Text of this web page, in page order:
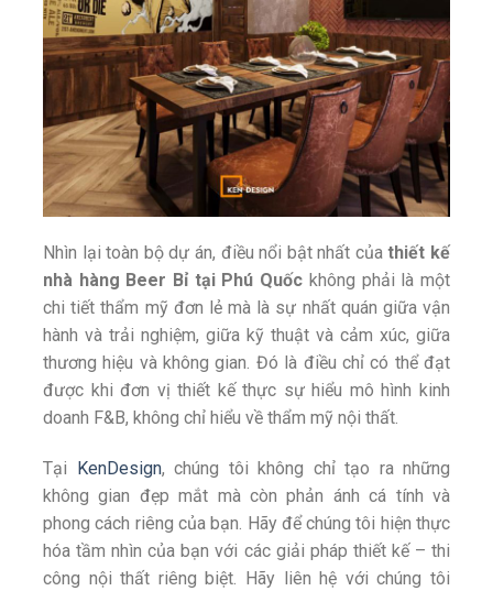
Nhìn lại toàn bộ dự án, điều nổi bật nhất củathiết kế
nhà hàng Beer Bỉ tại Phú Quốc không phải là một
chi tiết thẩm mỹ đơn lẻ mà là sự nhất quán giữa vận
hành và trải nghiệm, giữa kỹ thuật và cảm xúc, giữa
thương hiệu và không gian. Đó là điều chỉ có thể đạt
được khi đơn vị thiết kế thực sự hiểu mô hình kinh
doanh F&B, không chỉ hiểu về thẩm mỹ nội thất.
Tại KenDesign, chúng tôi không chỉ tạo ra những
không gian đẹp mắt mà còn phản ánh cá tính và
phong cách riêng của bạn. Hãy để chúng tôi hiện thực
hóa tầm nhìn của bạn với các giải pháp thiết kế – thi
công nội thất riêng biệt. Hãy liên hệ với chúng tôi